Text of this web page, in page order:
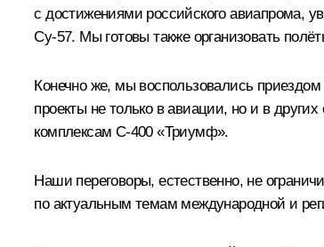
с достижениями российского авиапрома,
Су-57. Мы готовы также организовать
Конечно же, мы воспользовались
проекты не только в авиации, но и в
комплексам С-400 «Триумф».
Наши переговоры, естественно, не
по актуальным темам международной и